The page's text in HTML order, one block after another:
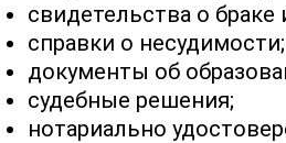
свидетельства о браке
справки о несудимости;
документы об
судебные решения;
нотариально